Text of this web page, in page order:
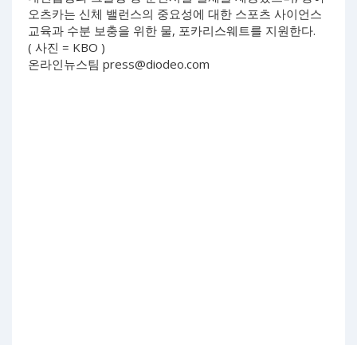
오츠카는 신체 밸런스의 중요성에 대한 스포츠 사이언스
교육과 수분 보충을 위한 물, 포카리스웨트를 지원한다.
( 사진 = KBO )
온라인뉴스팀 press@diodeo.com